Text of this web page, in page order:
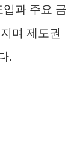
입과 주요 금
며 제도권
.